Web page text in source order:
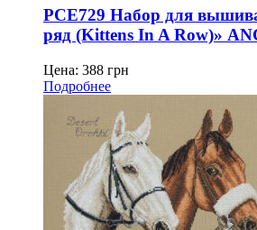
PCE729 Набор для
ряд (Kittens In A Row)»
Цена: 388 грн
Подробнее